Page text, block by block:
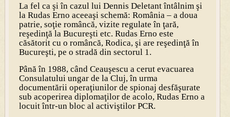
La fel ca şi în cazul lui Dennis Deletant întâlnim şi
la Rudas Erno aceeaşi schemă: România – a doua
patrie, soţie româncă, vizite regulate în ţară,
reşedinţă la Bucureşti etc. Rudas Erno este
căsătorit cu o româncă, Rodica, şi are reşedinţă în
Bucureşti, pe o stradă din sectorul 1.
Până în 1988, când Ceauşescu a cerut evacuarea
Consulatului ungar de la Cluj, în urma
documentării operaţiunilor de spionaj desfăşurate
sub acoperirea diplomaţilor de acolo, Rudas Erno a
locuit într-un bloc al activiştilor PCR.